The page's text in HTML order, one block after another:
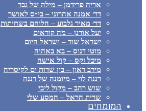
אריה פרידמן – מילה של גבר
דר׳ אמנה אהרוני – בי״ס לאושר
דר׳ מאיר גלבוע – הלוחם בשחיתות
יעל אורנן – מה קוראים
ישראל שור – ישראל היום
מוטי דנוס – בא באהוה
מיכל זקס – קול אישה
מירב ראון – בין שדות ים לקיסריה
רננה לוי – מיומנה של רננה
שוש רהב – מקול ליבי
שרית הראל – המסע שלי
המומחים